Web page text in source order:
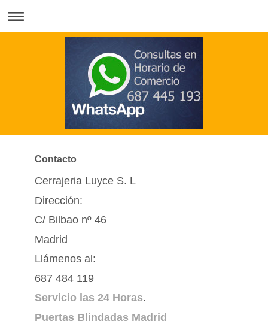
Contacto
Cerrajeria Luyce S. L
Dirección:
C/ Bilbao nº 46
Madrid
Llámenos al:
687 484 119
Servicio las 24 Horas.
Puertas Blindadas Madrid